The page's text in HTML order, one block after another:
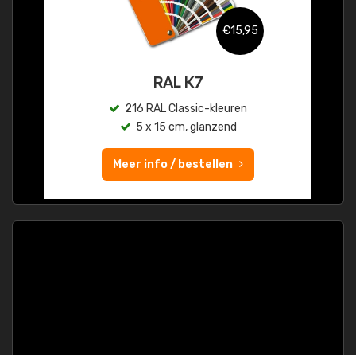
€15,95
RAL K7
216 RAL Classic-kleuren
5 x 15 cm, glanzend
Meer info / bestellen